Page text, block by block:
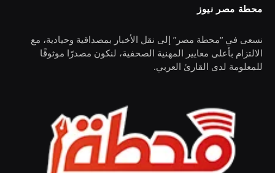
محطة مصر نيوز
نسعى في “محطة مصر” إلى نقل الأخبار بمصداقية وحيادية، مع
الالتزام بأعلى معايير المهنية الصحفية، لنكون مصدرًا موثوقًا
للمعلومة لدى القارئ العربي.